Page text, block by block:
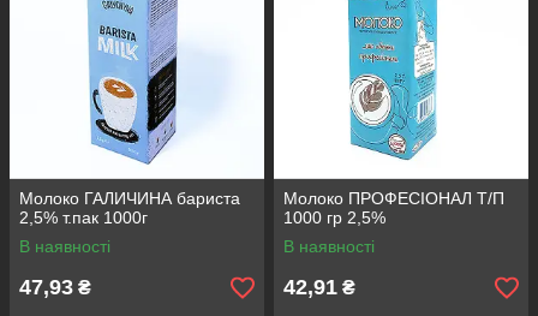
Молоко ГАЛИЧИНА бариста
2,5% т.пак 1000г
В наявності
47,93 ₴
Молоко ПРОФЕСІОНАЛ Т/П
1000 гр 2,5%
В наявності
42,91 ₴